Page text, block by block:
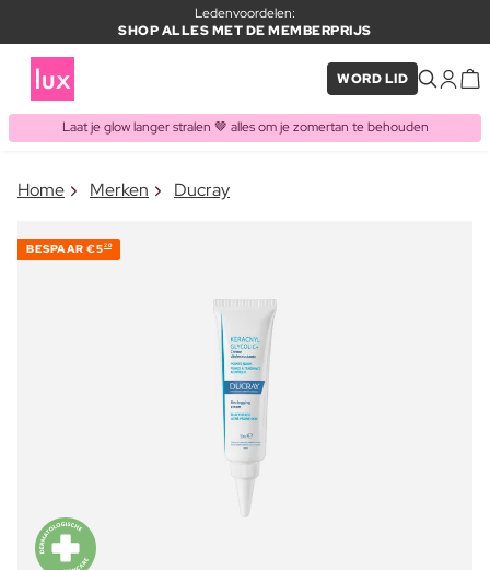
Ledenvoordelen:
SHOP ALLES MET DE MEMBERPRIJS
WORD LID
Laat je glow langer stralen 🤎 alles om je zomertan te behouden
ITEM TOEGEVOEGD AAN
Vaak samen gekocht met
Home Merken Ducray
BESPAAR €520